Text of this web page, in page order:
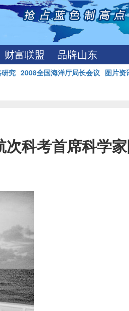
财富联盟 品牌山东
究 2008全国海洋厅局长会议 图片资
科考首席科学